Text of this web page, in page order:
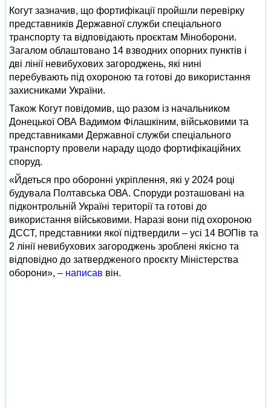
Когут зазначив, що фортифікації пройшли перевірку
представників Державної служби спеціального
транспорту та відповідають проєктам Міноборони.
Загалом облаштовано 14 взводних опорних пунктів і
дві лінії невибухових загороджень, які нині
перебувають під охороною та готові до використання
захисниками України.
Також Когут повідомив, що разом із начальником
Донецької ОВА Вадимом Філашкіним, військовими та
представниками Державної служби спеціального
транспорту провели нараду щодо фортифікаційних
споруд.
«Йдеться про оборонні укріплення, які у 2024 році
будувала Полтавська ОВА. Споруди розташовані на
підконтрольній Україні території та готові до
використання військовими. Наразі вони під охороною
ДССТ, представники якої підтвердили – усі 14 ВОПів та
2 лінії невибухових загороджень зроблені якісно та
відповідно до затвердженого проєкту Міністерства
оборони», – написав він.